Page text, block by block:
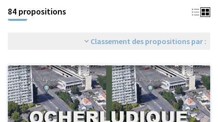
84 propositions
Classement des propositions par :